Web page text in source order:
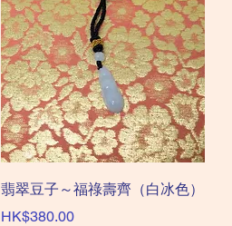
快速瀏覽
翡翠豆子～福祿壽齊（白冰色）
價格
HK$380.00